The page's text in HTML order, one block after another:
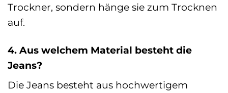
Trockner, sondern hänge sie zum Trocknen
auf.
4. Aus welchem Material besteht die
Jeans?
Die Jeans besteht aus hochwertigem